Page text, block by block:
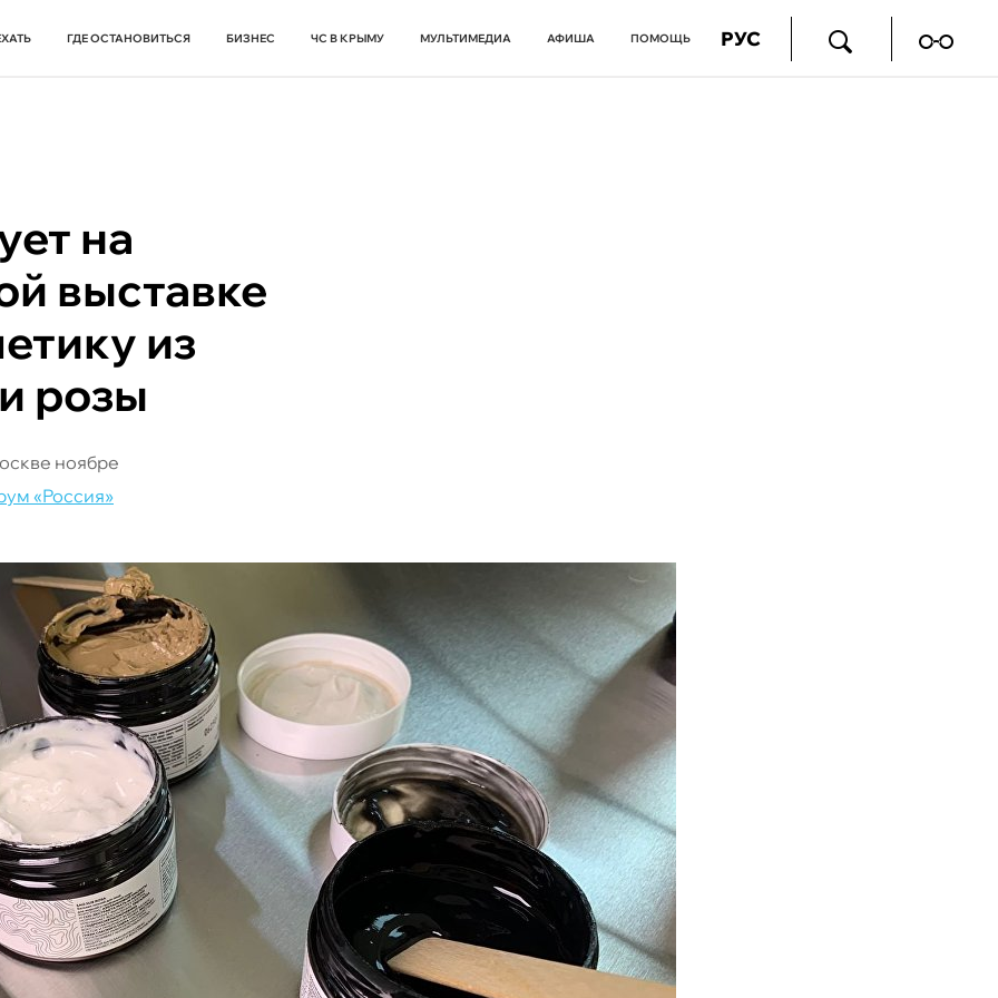
ГДЕ ОСТАНОВИТЬСЯ БИЗНЕС ЧС В КРЫМУ МУЛЬТИМЕДИА АФИША ПОМОЩЬ РУС
на
выставке
из
розы
ноябре
«Россия»